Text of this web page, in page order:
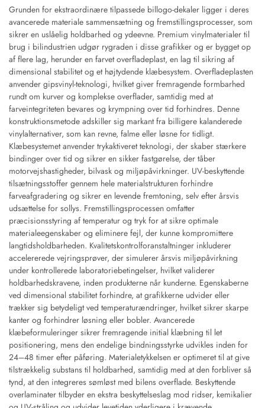
Grunden for ekstraordinære tilpassede billogo-dekaler ligger i deres
avancerede materiale sammensætning og fremstillingsprocesser, som
sikrer en uslåelig holdbarhed og ydeevne. Premium vinylmaterialer til
brug i bilindustrien udgør rygraden i disse grafikker og er bygget op
af flere lag, herunder en farvet overfladeplast, en lag til sikring af
dimensional stabilitet og et højtydende klæbesystem. Overfladeplasten
anvender gipsvinyl-teknologi, hvilket giver fremragende formbarhed
rundt om kurver og komplekse overflader, samtidig med at
farveintegriteten bevares og krympning over tid forhindres. Denne
konstruktionsmetode adskiller sig markant fra billigere kalanderede
vinylalternativer, som kan revne, falme eller løsne for tidligt.
Klæbesystemet anvender trykaktiveret teknologi, der skaber stærkere
bindinger over tid og sikrer en sikker fastgørelse, der tåber
motorvejshastigheder, bilvask og miljøpåvirkninger. UV-beskyttende
tilsætningsstoffer gennem hele materialstrukturen forhindre
farveafgradering og sikrer en levende fremtoning, selv efter årsvis
udsættelse for sollys. Fremstillingsprocessen omfatter
præcisionsstyring af temperatur og tryk for at sikre optimale
materialeegenskaber og eliminere fejl, der kunne kompromittere
langtidsholdbarheden. Kvalitetskontrolforanstaltninger inkluderer
accelererede vejringsprøver, der simulerer årsvis miljøpåvirkning
under kontrollerede laboratoriebetingelser, hvilket validerer
holdbarhedskravene, inden produkterne når kunderne. Egenskaberne
ved dimensional stabilitet forhindre, at grafikkerne udvider eller
trækker sig betydeligt ved temperaturændringer, hvilket sikrer skarpe
kanter og forhindrer løsning eller bobler. Avancerede
klæbeformuleringer sikrer fremragende initial klæbning til let
positionering, mens den endelige bindningsstyrke udvikles inden for
24–48 timer efter påføring. Materialetykkelsen er optimeret til at give
tilstrækkelig substans til holdbarhed, samtidig med at den forbliver så
tynd, at den integreres sømløst med bilens overflade. Beskyttende
overlaminater tilbyder en ekstra beskyttelseslag mod ridser, kemikalier